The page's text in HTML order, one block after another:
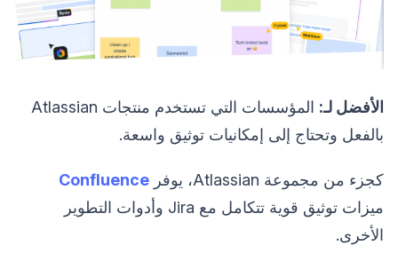
الأفضل لـ:
المؤسسات التي تستخدم منتجات Atlassian
بالفعل وتحتاج إلى إمكانيات توثيق واسعة.
كجزء من مجموعة Atlassian، يوفر
Confluence
ميزات توثيق قوية تتكامل مع Jira وأدوات التطوير
الأخرى.